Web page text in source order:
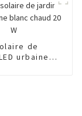
de
urbaine